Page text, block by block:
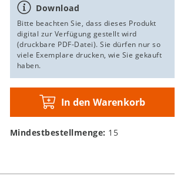
Download
Bitte beachten Sie, dass dieses Produkt
digital zur Verfügung gestellt wird
(druckbare PDF-Datei). Sie dürfen nur so
viele Exemplare drucken, wie Sie gekauft
haben.
In den Warenkorb
Mindestbestellmenge: 15